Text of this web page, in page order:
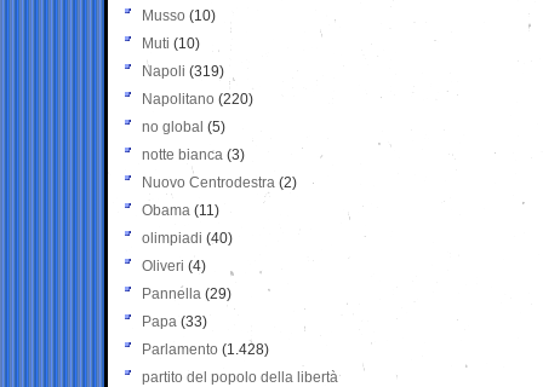
Musso (10)
Muti (10)
Napoli (319)
Napolitano (220)
no global (5)
notte bianca (3)
Nuovo Centrodestra (2)
Obama (11)
olimpiadi (40)
Oliveri (4)
Pannella (29)
Papa (33)
Parlamento (1.428)
partito del popolo della libertà